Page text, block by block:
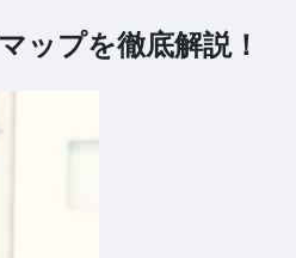
ップを徹底解説！